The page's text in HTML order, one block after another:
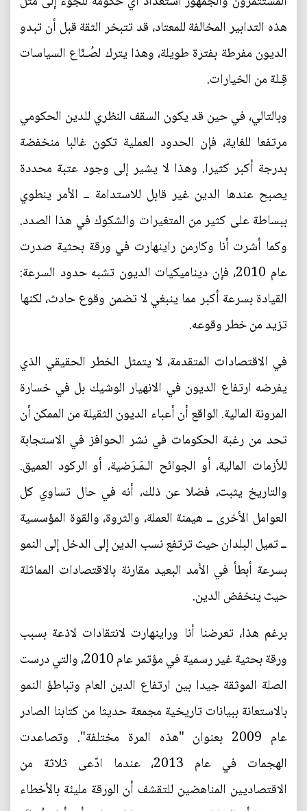
هذه التدابير المخالفة للمعتاد، قد تتبخر الثقة قبل أن تبدو
الديون مفرطة بفترة طويلة، وهذا يترك لصُـنّاع السياسات
قِـلة من الخيارات.
وبالتالي، في حين قد يكون السقف النظري للدين الحكومي
مرتفعا للغاية، فإن الحدود العملية تكون غالبا منخفضة
بدرجة أكبر كثيرا. وهذا لا يشير إلى وجود عتبة محددة
يصبح عندها الدين غير قابل للاستدامة ــ الأمر ينطوي
ببساطة على كثير من المتغيرات والشكوك في هذا الصدد.
وكما أشرت أنا وكارمن راينهارت في ورقة بحثية صدرت
عام 2010، فإن ديناميكيات الديون تشبه حدود السرعة:
القيادة بسرعة أكبر مما ينبغي لا تضمن وقوع حادث، لكنها
تزيد من خطر وقوعه.
في الاقتصادات المتقدمة، لا يتمثل الخطر الحقيقي الذي
يفرضه ارتفاع الديون في الانهيار الوشيك بل في خسارة
المرونة المالية. الواقع أن أعباء الديون الثقيلة من الممكن أن
تحد من رغبة الحكومات في نشر الحوافز في الاستجابة
للأزمات المالية، أو الجوائح الـمَـرَضية، أو الركود العميق.
والتاريخ يثبت، فضلا عن ذلك، أنه في حال تساوي كل
العوامل الأخرى ــ هيمنة العملة، والثروة، والقوة المؤسسية
ــ تميل البلدان حيث ترتفع نسب الدين إلى الدخل إلى النمو
بسرعة أبطأ في الأمد البعيد مقارنة بالاقتصادات المماثلة
حيث ينخفض الدين.
برغم هذا، تعرضنا أنا وراينهارت لانتقادات لاذعة بسبب
ورقة بحثية غير رسمية في مؤتمر عام 2010، والتي درست
الصلة الموثقة جيدا بين ارتفاع الدين العام وتباطؤ النمو
بالاستعانة ببيانات تاريخية مجمعة حديثا من كتابنا الصادر
عام 2009 بعنوان "هذه المرة مختلفة". وتصاعدت
الهجمات في عام 2013، عندما ادّعى ثلاثة من
الاقتصاديين المناهضين للتقشف أن الورقة مليئة بالأخطاء